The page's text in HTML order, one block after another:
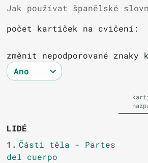
Jak používat španělské
počet kartiček na cvičení:
změnit nepodporované znaky
LIDÉ
1. Části těla - Partes
del cuerpo